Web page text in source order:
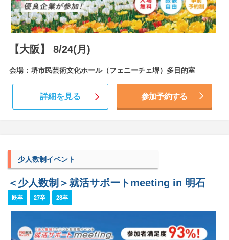
【大阪】 8/24(月)
会場：堺市民芸術文化ホール（フェニーチェ堺）多目的室
詳細を見る 参加予約する
少人数制イベント
＜少人数制＞就活サポートmeeting in 明石
既卒 27卒 28卒